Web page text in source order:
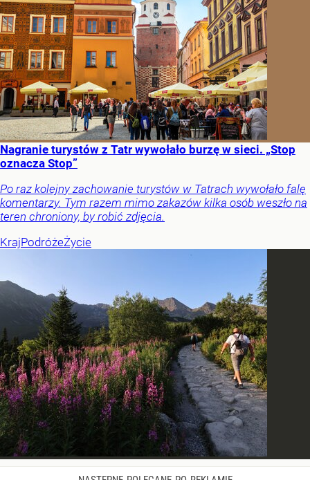
Nagranie turystów z Tatr wywołało burzę w sieci. „Stop
oznacza Stop”
Po raz kolejny zachowanie turystów w Tatrach wywołało falę
komentarzy. Tym razem mimo zakazów kilka osób weszło na
teren chroniony, by robić zdjęcia.
KrajPodróżeŻycie